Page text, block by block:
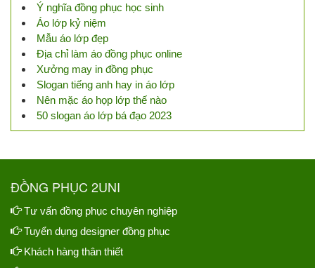
Ý nghĩa đồng phục học sinh
Áo lớp kỷ niệm
Mẫu áo lớp đẹp
Địa chỉ làm áo đồng phục online
Xưởng may in đồng phục
Slogan tiếng anh hay in áo lớp
Nên mặc áo họp lớp thế nào
50 slogan áo lớp bá đạo 2023
ĐỒNG PHỤC 2UNI
Tư vấn đồng phục chuyên nghiệp
Tuyển dụng designer đồng phục
Khách hàng thân thiết